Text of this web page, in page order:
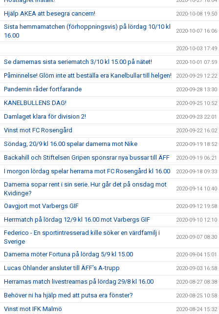
Hjälp AKEA att besegra cancern! 2020-10-08 19:50
Sista hemmamatchen (förhoppningsvis) på lördag 10/10 kl
16.00
2020-10-07 16:06
2020-10-03 17:49
Se damernas sista seriematch 3/10 kl 15.00 på nätet! 2020-10-01 07:59
Påminnelse! Glöm inte att beställa era Kanelbullar till helgen! 2020-09-29 12:22
Pandemin råder fortfarande 2020-09-28 13:30
KANELBULLENS DAG! 2020-09-25 10:52
Damlaget klara för division 2! 2020-09-23 22:01
Vinst mot FC Rosengård 2020-09-22 16:02
Söndag, 20/9 kl 16.00 spelar damerna mot Nike 2020-09-19 18:52
Backahill och Stiftelsen Gripen sponsrar nya bussar till ÄFF 2020-09-19 06:21
I morgon lördag spelar herrarna mot FC Rosengård kl 16.00 2020-09-18 09:33
Damerna sopar rent i sin serie. Hur går det på onsdag mot
Kvidinge?
2020-09-14 10:40
Oavgjort mot Varbergs GIF 2020-09-12 19:58
Herrmatch på lördag 12/9 kl 16.00 mot Varbergs GIF 2020-09-10 12:10
Federico - En sportintresserad kille söker en värdfamilj i
Sverige
2020-09-07 08:30
Damerna möter Fortuna på lördag 5/9 kl 15.00 2020-09-04 15:01
Lucas Ohlander ansluter till ÄFF’s A-trupp 2020-09-03 16:58
Herrarnas match livestreamas på lördag 29/8 kl 16.00 2020-08-27 08:38
Behöver ni ha hjälp med att putsa era fönster? 2020-08-25 10:58
Vinst mot IFK Malmö 2020-08-24 15:32